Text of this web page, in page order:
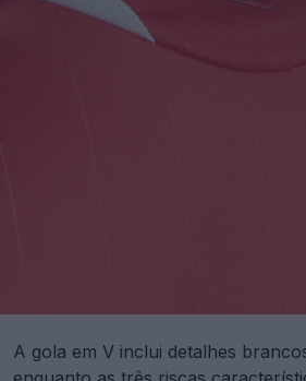
A gola em V inclui detalhes